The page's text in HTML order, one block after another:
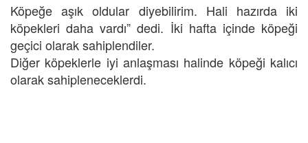
Köpeğe aşık oldular diyebilirim. Hali hazırda iki
köpekleri daha vardı” dedi. İki hafta içinde köpeği
geçici olarak sahiplendiler.
Diğer köpeklerle iyi anlaşması halinde köpeği kalıcı
olarak sahipleneceklerdi.